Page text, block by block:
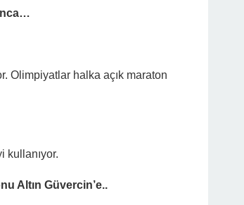
Olimpiyatlar halka açık maraton
kullanıyor.
Altın Güvercin’e..